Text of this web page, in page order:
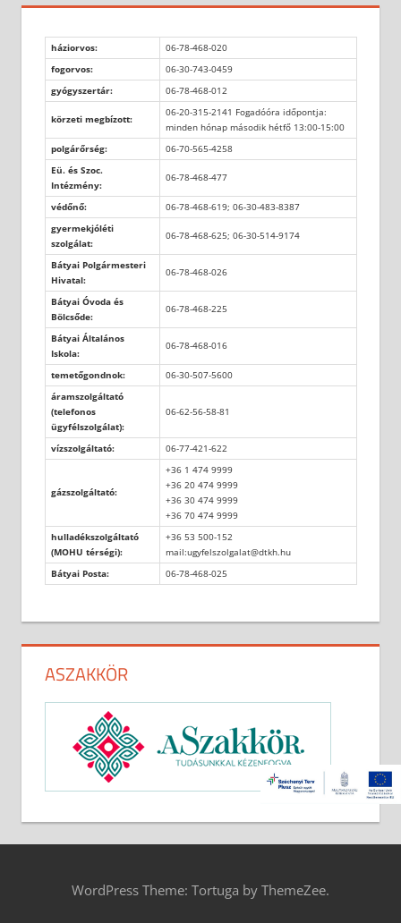
háziorvos:
06-78-468-020
fogorvos:
06-30-743-0459
gyógyszertár:
06-78-468-012
körzeti megbízott:
06-20-315-2141 Fogadóóra időpontja:
minden hónap második hétfő 13:00-15:00
polgárőrség:
06-70-565-4258
Eü. és Szoc.
Intézmény:
06-78-468-477
védőnő:
06-78-468-619; 06-30-483-8387
gyermekjóléti
szolgálat:
06-78-468-625; 06-30-514-9174
Bátyai Polgármesteri
Hivatal:
06-78-468-026
Bátyai Óvoda és
Bölcsőde:
06-78-468-225
Bátyai Általános
Iskola:
06-78-468-016
temetőgondnok:
06-30-507-5600
áramszolgáltató
(telefonos
ügyfélszolgálat):
06-62-56-58-81
vízszolgáltató: 06-77-421-622
gázszolgáltató:
+36 1 474 9999
+36 20 474 9999
+36 30 474 9999
+36 70 474 9999
hulladékszolgáltató
(MOHU térségi):
+36 53 500-152
mail:ugyfelszolgalat@dtkh.hu
Bátyai Posta:
06-78-468-025
ASZAKKÖR
WordPress Theme: Tortuga by ThemeZee.